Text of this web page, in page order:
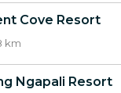
Cove Resort
km
Ngapali Resort